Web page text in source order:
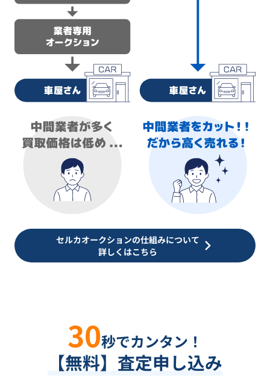
セルカオークションの仕組みについて
詳しくはこちら
30秒でカンタン！
【無料】査定申し込み